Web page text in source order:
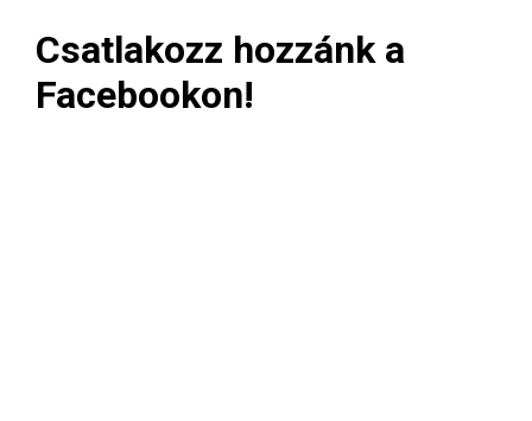
Csatlakozz hozzánk a
Facebookon!